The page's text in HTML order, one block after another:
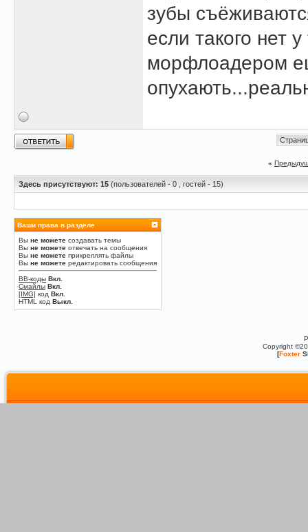
зубы
если такого нет
морфлоадером
«
Здесь присутствуют: 15 (пользователей - 0 , гостей - 15)
Ваши права в разделе
Вы не можете создавать темы
Вы не можете отвечать на сообщения
Вы не можете прикреплять файлы
Вы не можете редактировать сообщения
BB-коды Вкл.
Смайлы Вкл.
[IMG] код Вкл.
HTML код Выкл.
Copyright
[Foxter